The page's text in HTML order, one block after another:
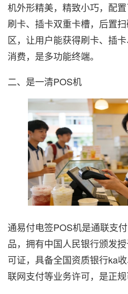
机外形精美，精致小巧，配
刷卡、插卡双重卡槽，后置
区，让用户能获得刷卡、插
消费，是多功能终端。
二、是一清POS机
通易付电签POS机是通联支
品，拥有中国人民银行颁发
可证，具备全国资质银行ka
联网支付等业务许可，是正规